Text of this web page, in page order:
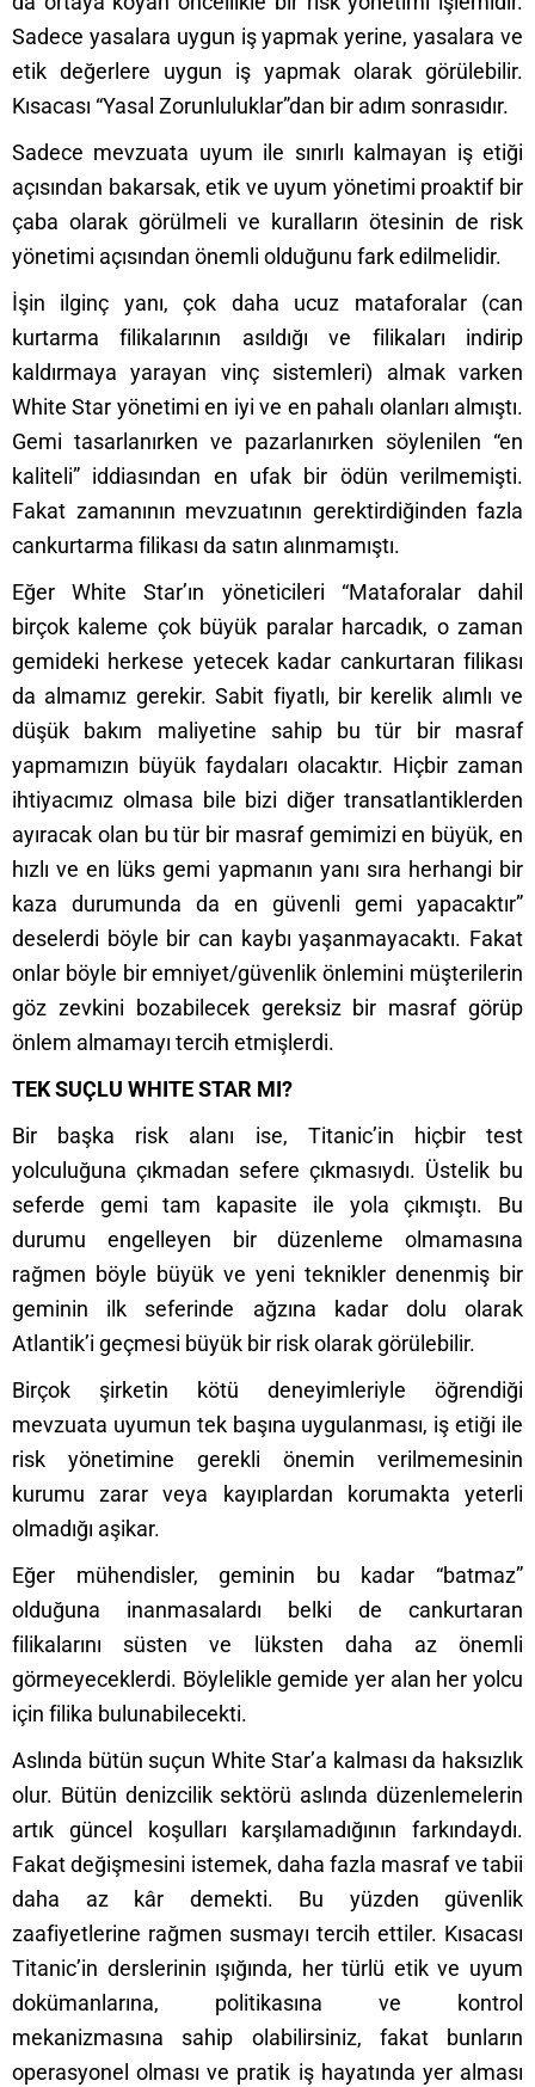
Sadece yasalara uygun iş yapmak yerine, yasalara ve
etik değerlere uygun iş yapmak olarak görülebilir.
Kısacası “Yasal Zorunluluklar”dan bir adım sonrasıdır.
Sadece mevzuata uyum ile sınırlı kalmayan iş etiği
açısından bakarsak, etik ve uyum yönetimi proaktif bir
çaba olarak görülmeli ve kuralların ötesinin de risk
yönetimi açısından önemli olduğunu fark edilmelidir.
İşin ilginç yanı, çok daha ucuz mataforalar (can
kurtarma filikalarının asıldığı ve filikaları indirip
kaldırmaya yarayan vinç sistemleri) almak varken
White Star yönetimi en iyi ve en pahalı olanları almıştı.
Gemi tasarlanırken ve pazarlanırken söylenilen “en
kaliteli” iddiasından en ufak bir ödün verilmemişti.
Fakat zamanının mevzuatının gerektirdiğinden fazla
cankurtarma filikası da satın alınmamıştı.
Eğer White Star’ın yöneticileri “Mataforalar dahil
birçok kaleme çok büyük paralar harcadık, o zaman
gemideki herkese yetecek kadar cankurtaran filikası
da almamız gerekir. Sabit fiyatlı, bir kerelik alımlı ve
düşük bakım maliyetine sahip bu tür bir masraf
yapmamızın büyük faydaları olacaktır. Hiçbir zaman
ihtiyacımız olmasa bile bizi diğer transatlantiklerden
ayıracak olan bu tür bir masraf gemimizi en büyük, en
hızlı ve en lüks gemi yapmanın yanı sıra herhangi bir
kaza durumunda da en güvenli gemi yapacaktır”
deselerdi böyle bir can kaybı yaşanmayacaktı. Fakat
onlar böyle bir emniyet/güvenlik önlemini müşterilerin
göz zevkini bozabilecek gereksiz bir masraf görüp
önlem almamayı tercih etmişlerdi.
TEK SUÇLU WHITE STAR MI?
Bir başka risk alanı ise, Titanic’in hiçbir test
yolculuğuna çıkmadan sefere çıkmasıydı. Üstelik bu
seferde gemi tam kapasite ile yola çıkmıştı. Bu
durumu engelleyen bir düzenleme olmamasına
rağmen böyle büyük ve yeni teknikler denenmiş bir
geminin ilk seferinde ağzına kadar dolu olarak
Atlantik’i geçmesi büyük bir risk olarak görülebilir.
Birçok şirketin kötü deneyimleriyle öğrendiği
mevzuata uyumun tek başına uygulanması, iş etiği ile
risk yönetimine gerekli önemin verilmemesinin
kurumu zarar veya kayıplardan korumakta yeterli
olmadığı aşikar.
Eğer mühendisler, geminin bu kadar “batmaz”
olduğuna inanmasalardı belki de cankurtaran
filikalarını süsten ve lüksten daha az önemli
görmeyeceklerdi. Böylelikle gemide yer alan her yolcu
için filika bulunabilecekti.
Aslında bütün suçun White Star’a kalması da haksızlık
olur. Bütün denizcilik sektörü aslında düzenlemelerin
artık güncel koşulları karşılamadığının farkındaydı.
Fakat değişmesini istemek, daha fazla masraf ve tabii
daha az kâr demekti. Bu yüzden güvenlik
zaafiyetlerine rağmen susmayı tercih ettiler. Kısacası
Titanic’in derslerinin ışığında, her türlü etik ve uyum
dokümanlarına, politikasına ve kontrol
mekanizmasına sahip olabilirsiniz, fakat bunların
operasyonel olması ve pratik iş hayatında yer alması